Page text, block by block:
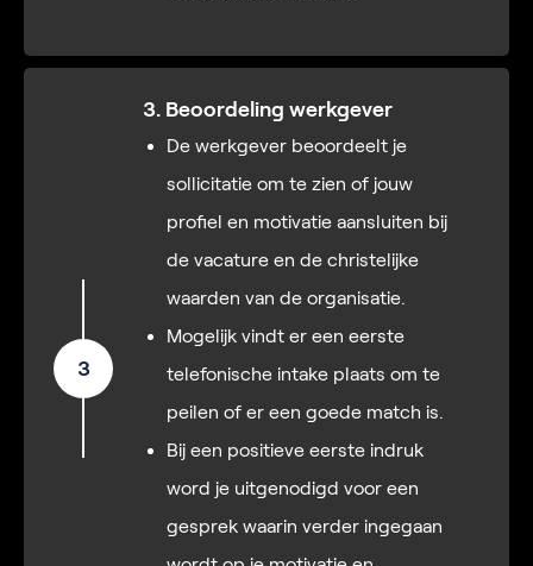
3
3. Beoordeling werkgever
De werkgever beoordeelt je
sollicitatie om te zien of jouw
profiel en motivatie aansluiten bij
de vacature en de christelijke
waarden van de organisatie.
Mogelijk vindt er een eerste
telefonische intake plaats om te
peilen of er een goede match is.
Bij een positieve eerste indruk
word je uitgenodigd voor een
gesprek waarin verder ingegaan